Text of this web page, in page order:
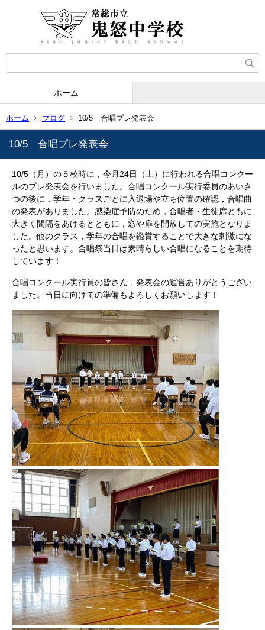
ホーム
ホーム ブログ 10/5 合唱プレ発表会
10/5 合唱プレ発表会
10/5（月）の５校時に，今月24日（土）に行われる合唱コンクー
ルのプレ発表会を行いました。合唱コンクール実行委員のあいさ
つの後に，学年・クラスごとに入退場や立ち位置の確認，合唱曲
の発表がありました。感染症予防のため，合唱者・生徒席ともに
大きく間隔をあけるとともに，窓や扉を開放しての実施となりま
した。他のクラス，学年の合唱を鑑賞することで大きな刺激にな
ったと思います。合唱祭当日は素晴らしい合唱になることを期待
しています！
合唱コンクール実行員の皆さん，発表会の運営ありがとうござい
ました。当日に向けての準備もよろしくお願いします！